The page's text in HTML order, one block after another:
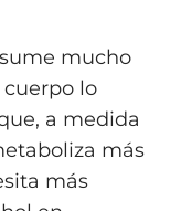
mucho
cuerpo lo
a medida
más
más